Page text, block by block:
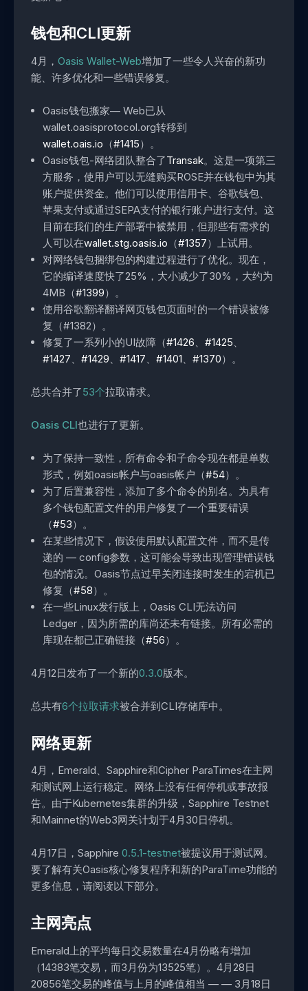
钱包和CLI更新
4月， Oasis Wallet-Web增加了一些令人兴奋的新功
能、许多优化和一些错误修复。
Oasis钱包搬家— Web已从
wallet.oasisprotocol.org转移到
wallet.oais.io （#1415）。
Oasis钱包-网络团队整合了Transak。这是一项第三
方服务，使用户可以无缝购买ROSE并在钱包中为其
账户提供资金。他们可以使用信用卡、谷歌钱包、
苹果支付或通过SEPA支付的银行账户进行支付。这
目前在我们的生产部署中被禁用，但那些有需求的
人可以在wallet.stg.oasis.io （#1357）上试用。
对网络钱包捆绑包的构建过程进行了优化。现在，
它的编译速度快了25%，大小减少了30%，大约为
4MB（#1399）。
使用谷歌翻译翻译网页钱包页面时的一个错误被修
复（#1382）。
修复了一系列小的UI故障（#1426、#1425、
#1427、#1429、#1417、#1401、#1370）。
总共合并了53个拉取请求。
Oasis CLI也进行了更新。
为了保持一致性，所有命令和子命令现在都是单数
形式，例如oasis帐户与oasis帐户（#54）。
为了后置兼容性，添加了多个命令的别名。为具有
多个钱包配置文件的用户修复了一个重要错误
（#53）。
在某些情况下，假设使用默认配置文件，而不是传
递的 — config参数，这可能会导致出现管理错误钱
包的情况。Oasis节点过早关闭连接时发生的宕机已
修复（#58）。
在一些Linux发行版上，Oasis CLI无法访问
Ledger，因为所需的库尚还未有链接。所有必需的
库现在都已正确链接（#56）。
4月12日发布了一个新的0.3.0版本。
总共有6个拉取请求被合并到CLI存储库中。
网络更新
4月，Emerald、Sapphire和Cipher ParaTimes在主网
和测试网上运行稳定。网络上没有任何停机或事故报
告。由于Kubernetes集群的升级，Sapphire Testnet
和Mainnet的Web3网关计划于4月30日停机。
4月17日，Sapphire 0.5.1-testnet被提议用于测试网。
要了解有关Oasis核心修复程序和新的ParaTime功能的
更多信息，请阅读以下部分。
主网亮点
Emerald上的平均每日交易数量在4月份略有增加
（14383笔交易，而3月份为13525笔）。4月28日
20856笔交易的峰值与上月的峰值相当 — — 3月18日